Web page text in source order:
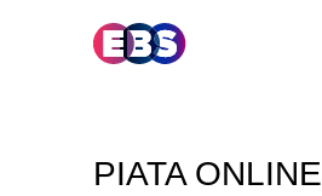
PIATA ONLINE